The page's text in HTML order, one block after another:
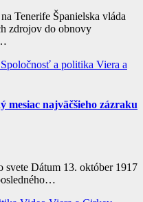
Tenerife Španielska vláda
zdrojov do obnovy
Spoločnosť a politika Viera a
mesiac najväčšieho zázraku
svete Dátum 13. október 1917